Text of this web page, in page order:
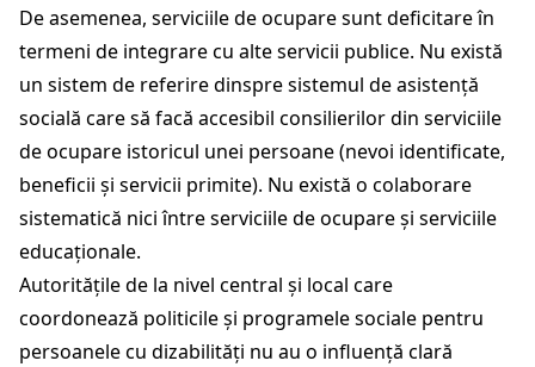
De asemenea, serviciile de ocupare sunt deficitare în
termeni de integrare cu alte servicii publice. Nu există
un sistem de referire dinspre sistemul de asistență
socială care să facă accesibil consilierilor din serviciile
de ocupare istoricul unei persoane (nevoi identificate,
beneficii și servicii primite). Nu există o colaborare
sistematică nici între serviciile de ocupare și serviciile
educaționale.
Autoritățile de la nivel central și local care
coordonează politicile și programele sociale pentru
persoanele cu dizabilități nu au o influență clară